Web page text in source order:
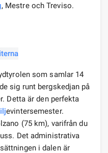
, Mestre och Treviso.
som samlar 14
sig runt bergskedjan på
Detta är den perfekta
evintersemester.
(75 km), varifrån du
Det administrativa
i dalen är